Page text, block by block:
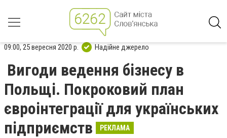
09:00, 25 вересня 2020 р. Надійне джерело
Вигоди ведення бізнесу в
Польщі. Покроковий план
євроінтеграції для українських
підприємств
РЕКЛАМА